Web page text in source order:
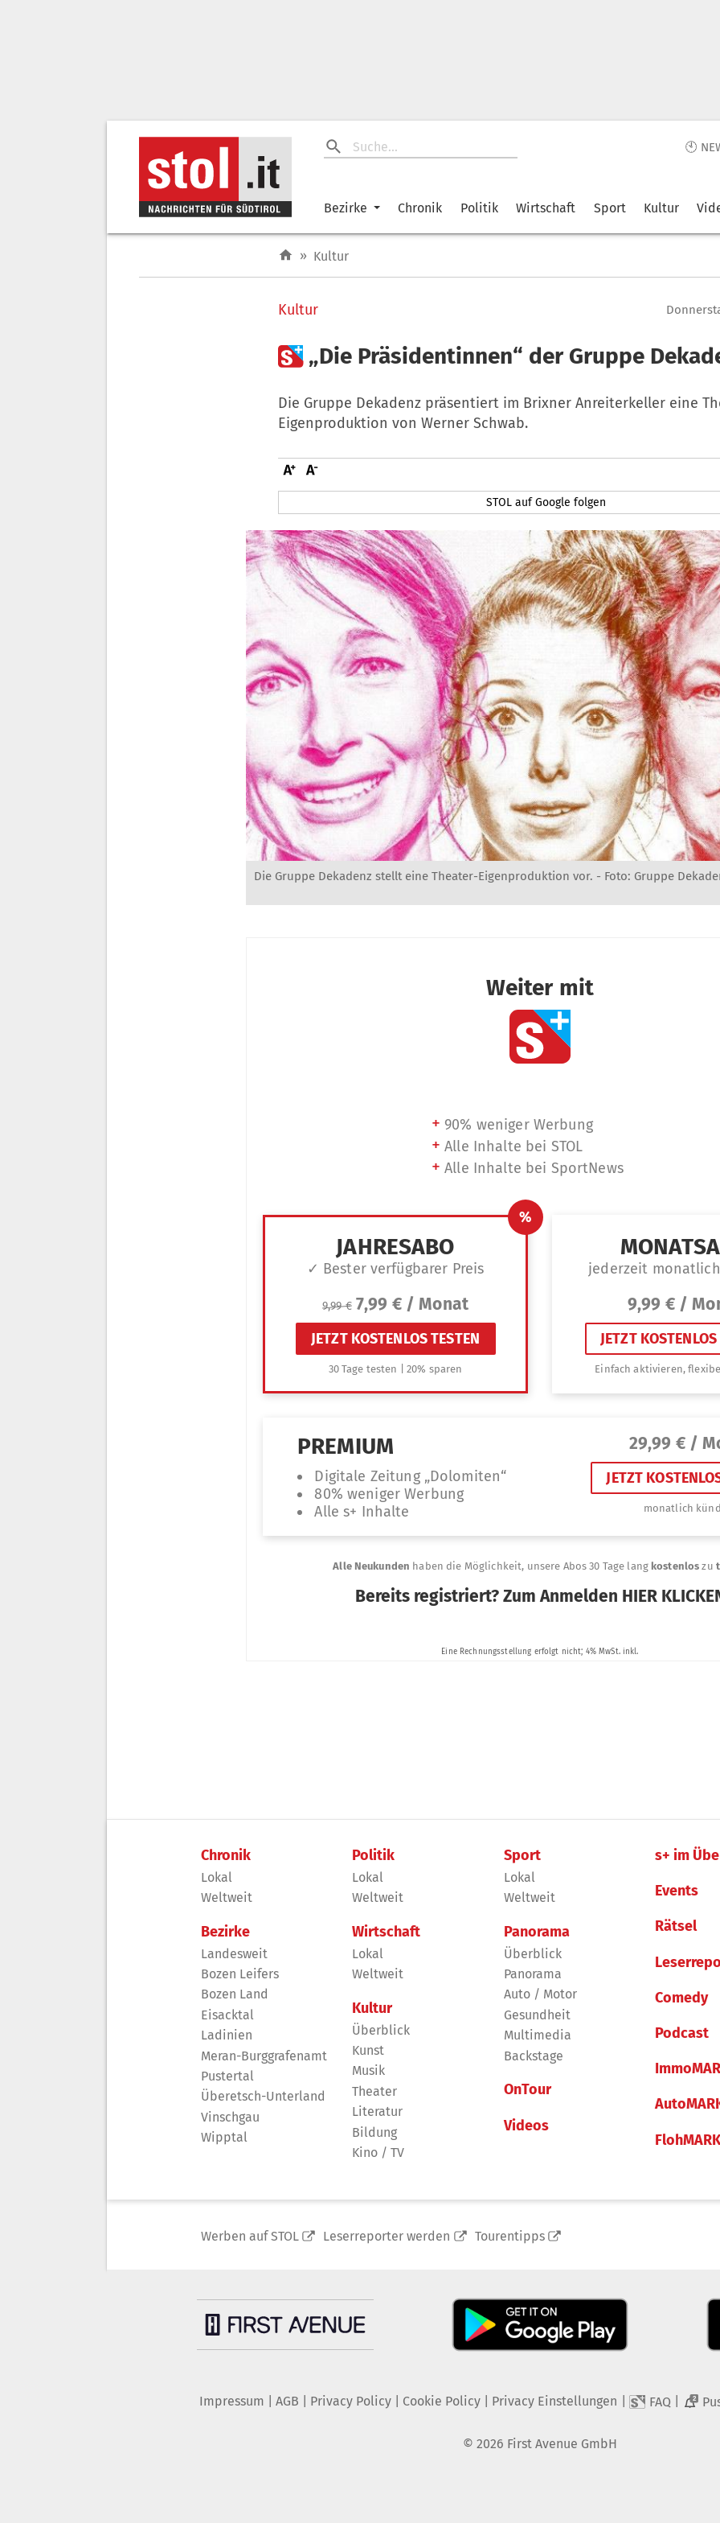
🕙
Bezirke Chronik Politik Wirtschaft Sport Kultur
» Kultur
Kultur
 „Die Präsidentinnen“ der Gruppe
Die Gruppe Dekadenz präsentiert im Brixner Anreiterkeller eine
Eigenproduktion von Werner Schwab.
STOL auf Google folgen
Die Gruppe Dekadenz stellt eine Theater-Eigenproduktion vor. - Foto: Gruppe
Chronik
Lokal
Weltweit
Bezirke
Landesweit
Bozen Leifers
Bozen Land
Eisacktal
Ladinien
Meran-Burggrafenamt
Pustertal
Überetsch-Unterland
Vinschgau
Wipptal
Politik
Lokal
Weltweit
Wirtschaft
Lokal
Weltweit
Kultur
Überblick
Kunst
Musik
Theater
Literatur
Bildung
Kino / TV
Sport
Lokal
Weltweit
Panorama
Überblick
Panorama
Auto / Motor
Gesundheit
Multimedia
Backstage
OnTour
Videos
s+ im
Events
Rätsel
Comedy
Podcast
Werben auf STOL Leserreporter werden Tourentipps
Impressum AGB Privacy Policy| Cookie Policy| Privacy Einstellungen FAQ 2
© 2026 First Avenue GmbH